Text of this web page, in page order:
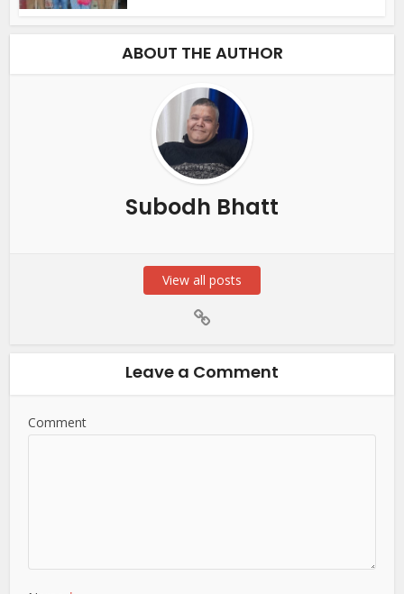
ABOUT THE AUTHOR
Subodh Bhatt
View all posts
Leave a Comment
Comment